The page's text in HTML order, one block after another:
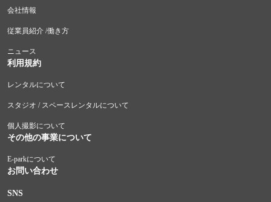
会社情報
従業員紹介 /働き方
ニュース
利用規約
レンタルについて
スタジオ / スペースレンタルについて
個人撮影について
その他の事業について
E-parkについて
お問い合わせ
SNS